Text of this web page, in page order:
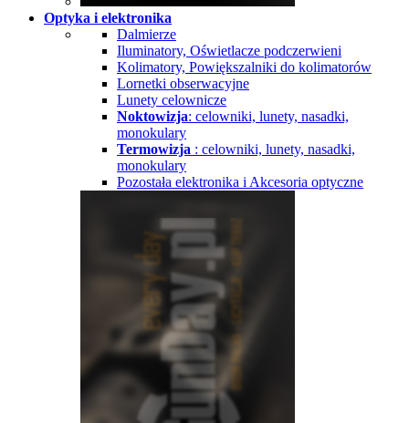
Optyka i elektronika
Dalmierze
Iluminatory, Oświetlacze podczerwieni
Kolimatory, Powiększalniki do kolimatorów
Lornetki obserwacyjne
Lunety celownicze
Noktowizja: celowniki, lunety, nasadki,
monokulary
Termowizja : celowniki, lunety, nasadki,
monokulary
Pozostała elektronika i Akcesoria optyczne